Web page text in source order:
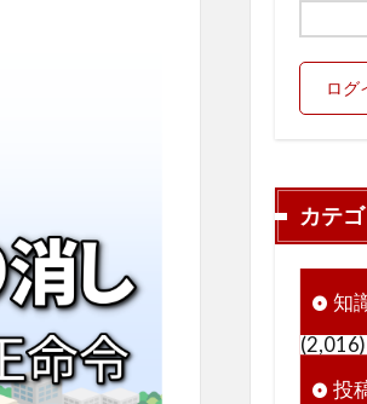
ログ
カテ
知
(2,016)
投